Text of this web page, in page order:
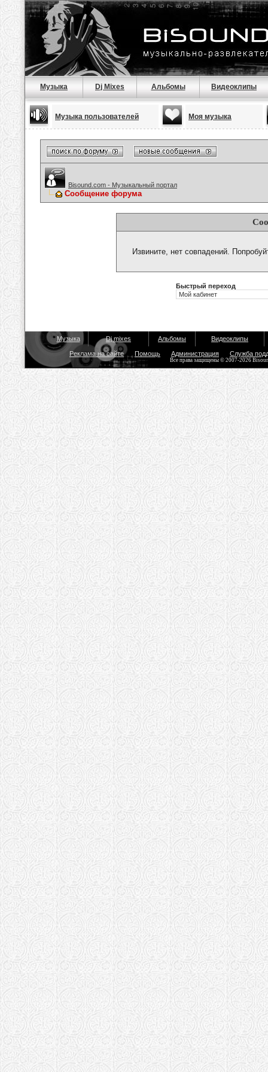
Музыка Dj Mixes Альбомы Видеоклипы
Музыка пользователей Моя музыка
Bisound.com - Музыкальный портал
Сообщение форума
Извините, нет совпадений.
Быстрый переход
Музыка Dj mixes Альбомы Видеоклипы
Реклама на сайте Помощь Администрация Служба
Все права защищены © 2007-2026